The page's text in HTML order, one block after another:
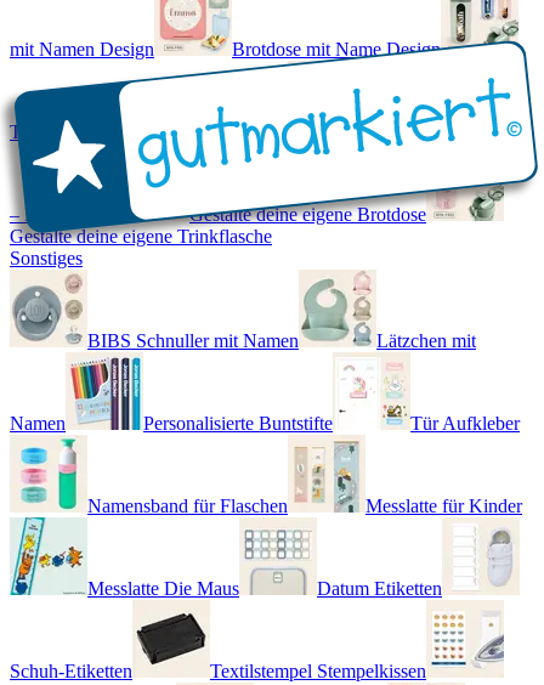
mit Namen Design Brotdose mit Name Design
Trinkflasche mit Name - Real World Brotdose mit Namen
– Real World
Gestalte deine eigene Brotdose
Gestalte deine eigene Trinkflasche
Sonstiges
BIBS Schnuller mit Namen Lätzchen mit
Namen Personalisierte Buntstifte Tür Aufkleber
Namensband für Flaschen Messlatte für Kinder
Messlatte Die Maus Datum Etiketten
Schuh-Etiketten Textilstempel Stempelkissen